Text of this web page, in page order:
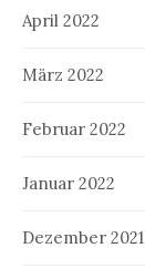
April 2022
März 2022
Februar 2022
Januar 2022
Dezember 2021